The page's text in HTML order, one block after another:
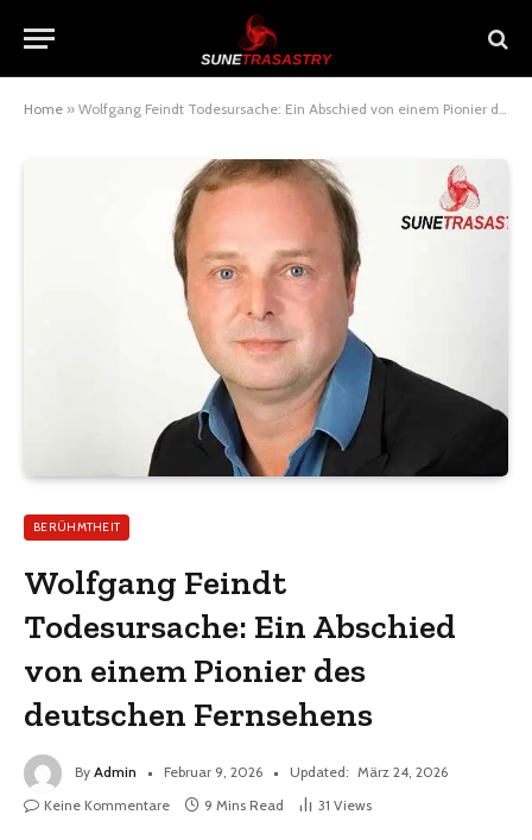
Home » Wolfgang Feindt Todesursache: Ein Abschied von einem Pionier des deutschen Fernsehens
BERÜHMTHEIT
Wolfgang Feindt
Todesursache: Ein Abschied
von einem Pionier des
deutschen Fernsehens
By Admin Februar 9, 2026 Updated: März 24, 2026
Keine Kommentare
9 Mins Read 31 Views